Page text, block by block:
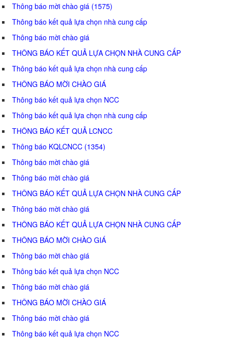
Thông báo mời chào giá (1575)
Thông báo kết quả lựa chọn nhà cung cấp
Thông báo mời chào giá
THÔNG BÁO KẾT QUẢ LỰA CHỌN NHÀ CUNG CẤP
Thông báo kết quả lựa chọn nhà cung cấp
THÔNG BÁO MỜI CHÀO GIÁ
Thông báo kết quả lựa chọn NCC
Thông báo kết quả lựa chọn nhà cung cấp
THÔNG BÁO KẾT QUẢ LCNCC
Thông báo KQLCNCC (1354)
Thông báo mời chào giá
Thông báo mời chào giá
THÔNG BÁO KẾT QUẢ LỰA CHỌN NHÀ CUNG CẤP
Thông báo mời chào giá
THÔNG BÁO KẾT QUẢ LỰA CHỌN NHÀ CUNG CẤP
THÔNG BÁO MỜI CHÀO GIÁ
Thông báo mời chào giá
Thông báo kết quả lựa chọn NCC
Thông báo mời chào giá
THÔNG BÁO MỜI CHÀO GIÁ
Thông báo mời chào giá
Thông báo kết quả lựa chọn NCC